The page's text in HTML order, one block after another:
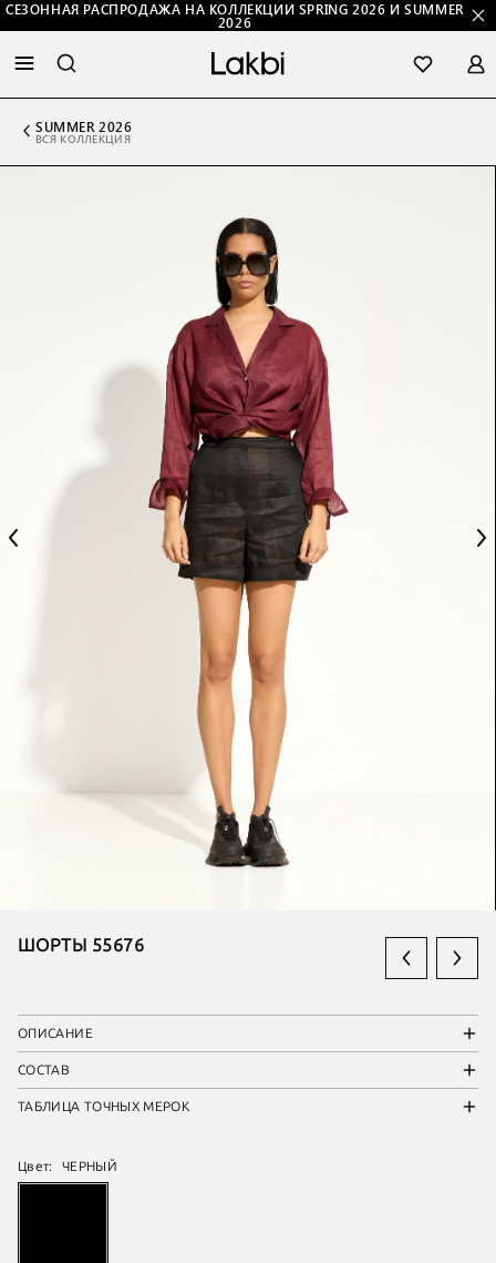
СЕЗОННАЯ РАСПРОДАЖА НА КОЛЛЕКЦИИ SPRING 2026 И SUMMER
2026
SUMMER 2026
ВСЯ КОЛЛЕКЦИЯ
ШОРТЫ 55676
ОПИСАНИЕ
СОСТАВ
ТАБЛИЦА ТОЧНЫХ МЕРОК
Цвет: ЧЕРНЫЙ